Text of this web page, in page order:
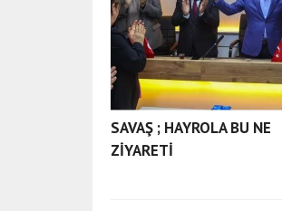
SAVAŞ ; HAYROLA BU NE
ZİYARETİ